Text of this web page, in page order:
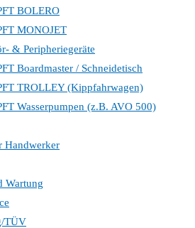
BOLERO
MONOJET
& Peripheriegeräte
Boardmaster / Schneidetisch
TROLLEY (Kippfahrwagen)
Wasserpumpen (z.B. AVO 500)
Handwerker
Wartung
TÜV